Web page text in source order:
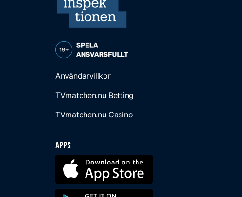
Användarvillkor
TVmatchen.nu Betting
TVmatchen.nu Casino
Apps